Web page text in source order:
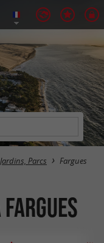
Jardins, Parcs Fargues